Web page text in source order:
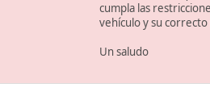
cumpla las
vehículo y su
Un saludo